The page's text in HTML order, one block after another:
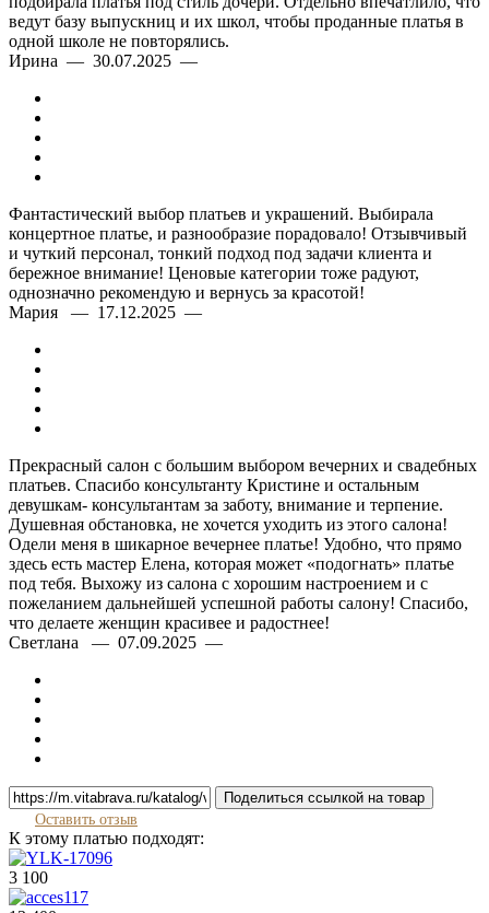
ведут базу выпускниц и их школ, чтобы проданные платья в
одной школе не повторялись.
Ирина — 30.07.2025 —
Фантастический выбор платьев и украшений. Выбирала
концертное платье, и разнообразие порадовало! Отзывчивый
и чуткий персонал, тонкий подход под задачи клиента и
бережное внимание! Ценовые категории тоже радуют,
однозначно рекомендую и вернусь за красотой!
Мария — 17.12.2025 —
Прекрасный салон с большим выбором вечерних и свадебных
платьев. Спасибо консультанту Кристине и остальным
девушкам- консультантам за заботу, внимание и терпение.
Душевная обстановка, не хочется уходить из этого салона!
Одели меня в шикарное вечернее платье! Удобно, что прямо
здесь есть мастер Елена, которая может «подогнать» платье
под тебя. Выхожу из салона с хорошим настроением и с
пожеланием дальнейшей успешной работы салону! Спасибо,
что делаете женщин красивее и радостнее!
Светлана — 07.09.2025 —
Поделиться ссылкой на товар
Оставить отзыв
К этому платью подходят:
3 100